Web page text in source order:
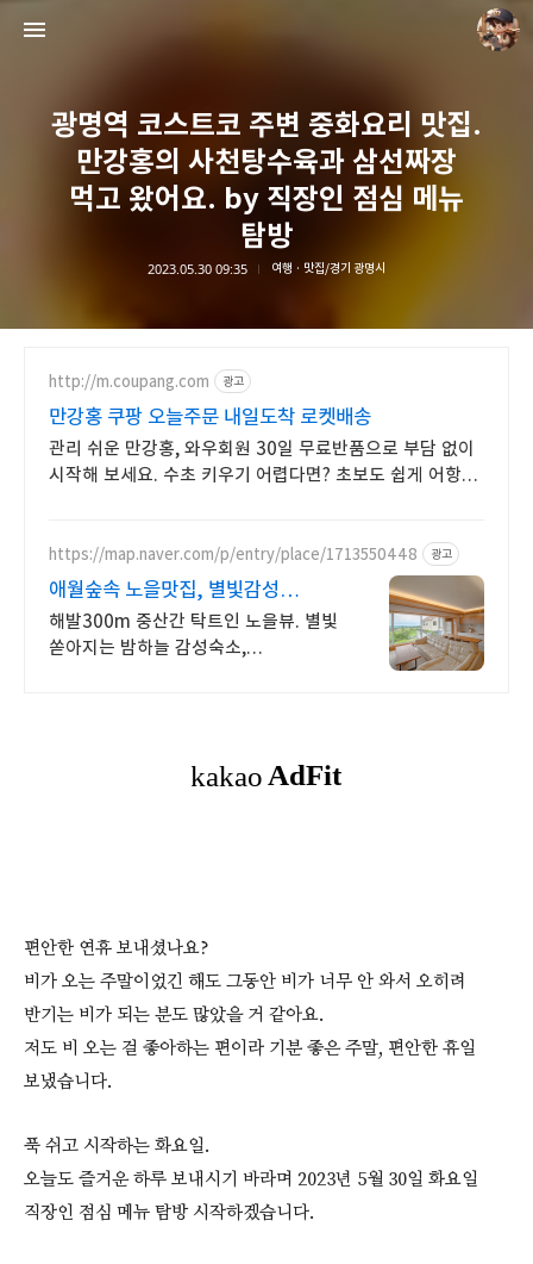
광명역 코스트코 주변 중화요리 맛집.
만강홍의 사천탕수육과 삼선짜장
먹고 왔어요. by 직장인 점심 메뉴
탐방
2023.05.30 09:35 여행 · 맛집/경기 광명시
http://m.coupang.com 광고
만강홍 쿠팡 오늘주문 내일도착 로켓배송
관리 쉬운 만강홍, 와우회원 30일 무료반품으로 부담 없이
시작해 보세요. 수초 키우기 어렵다면? 초보도 쉽게 어항을
https://map.naver.com/p/entry/place/1713550448 광고
애월숲속 노을맛집, 별빛감성
아기용품 완벽구비, 대가족
해발300m 중산간 탁트인 노을뷰. 별빛
쏟아지는 밤하늘 감성숙소,
편안한 연휴 보내셨나요?
비가 오는 주말이었긴 해도 그동안 비가 너무 안 와서 오히려
반기는 비가 되는 분도 많았을 거 같아요.
저도 비 오는 걸 좋아하는 편이라 기분 좋은 주말, 편안한 휴일
보냈습니다.
푹 쉬고 시작하는 화요일.
오늘도 즐거운 하루 보내시기 바라며 2023년 5월 30일 화요일
직장인 점심 메뉴 탐방 시작하겠습니다.
담덕이의 탐방일지